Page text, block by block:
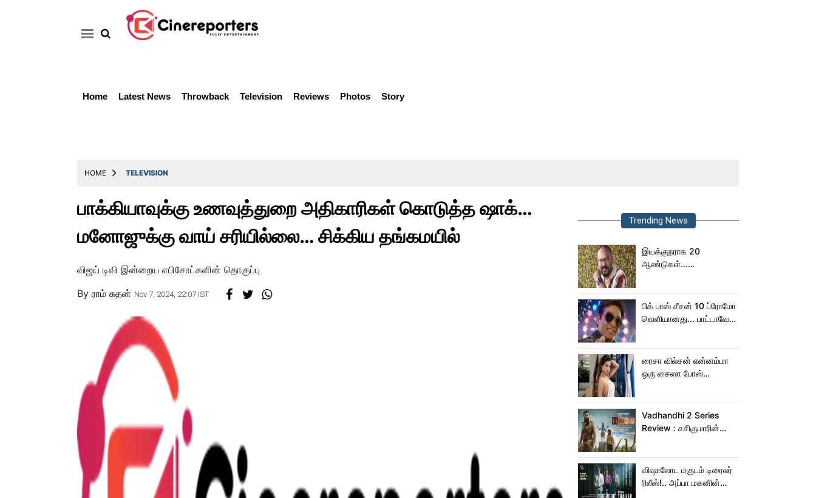
Home Latest News Throwback Television Reviews Photos Story
HOME TELEVISION
பாக்கியாவுக்கு உணவுத்துறை அதிகாரிகள் கொடுத்த ஷாக்…
மனோஜுக்கு வாய் சரியில்லை… சிக்கிய தங்கமயில்
விஜய் டிவி இன்றைய எபிசோட்களின் தொகுப்பு
By ராம் சுதன் Nov 7, 2024, 22:07 IST
Trending News
இயக்குநராக 20
ஆண்டுகள்...
பிக் பாஸ் சீசன் 10 ப்ரோமோ
வெளியானது... பாட்டாவே
ரைசா வில்சன் என்னம்மா
ஒரு சைஸா போஸ்
Vadhandhi 2 Series
Review : சசிகுமாரின்
விமர்சனம்!
விஷாலோட மகுடம் டிரைலர்
ரிலீஸ்!.. அப்பா மகனின்